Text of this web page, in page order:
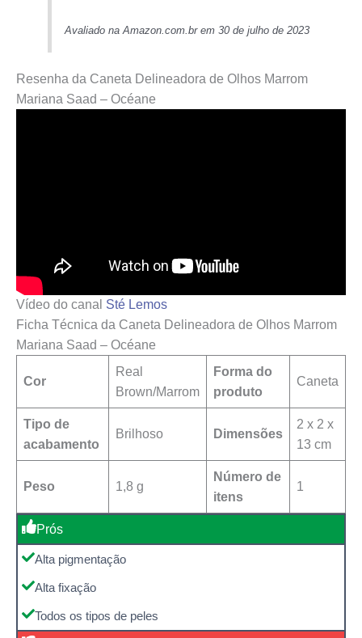
Avaliado na Amazon.com.br em 30 de julho de 2023
Resenha da Caneta Delineadora de Olhos Marrom
Mariana Saad – Océane
Vídeo do canal Sté Lemos
Ficha Técnica da Caneta Delineadora de Olhos Marrom
Mariana Saad – Océane
Cor
Real
Brown/Marrom
Forma do
produto
Caneta
Tipo de
acabamento
Brilhoso Dimensões
‎2 x 2 x
13 cm
Peso 1,8 g
Número de
itens
1
Prós
Alta pigmentação
Alta fixação
Todos os tipos de peles